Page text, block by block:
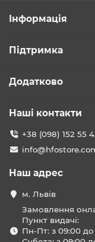
Інформація
Підтримка
Додатково
Наші контакти
+38 (098) 152 55
Наш адрес
м. Львів
Замовлення
Пункт видачі:
Пн-Пт: з 09:00 до